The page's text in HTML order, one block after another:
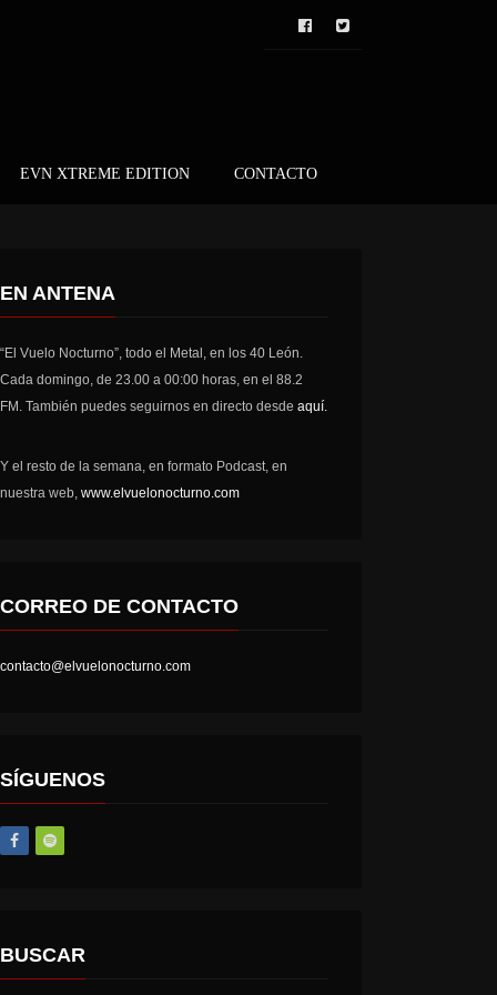
EVN XTREME EDITION CONTACTO
EN ANTENA
“El Vuelo Nocturno”, todo el Metal, en los 40 León.
Cada domingo, de 23.00 a 00:00 horas, en el 88.2
FM. También puedes seguirnos en directo desdeaquí.
Y el resto de la semana, en formato Podcast, en
nuestra web,www.elvuelonocturno.com
CORREO DE CONTACTO
contacto@elvuelonocturno.com
SÍGUENOS
BUSCAR